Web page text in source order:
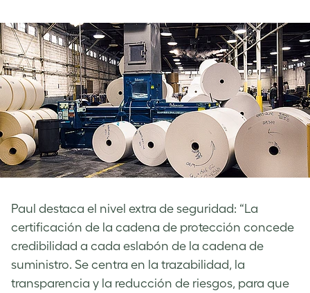
Paul destaca el nivel extra de seguridad: “La
certificación de la cadena de protección concede
credibilidad a cada eslabón de la cadena de
suministro. Se centra en la trazabilidad, la
transparencia y la reducción de riesgos, para que